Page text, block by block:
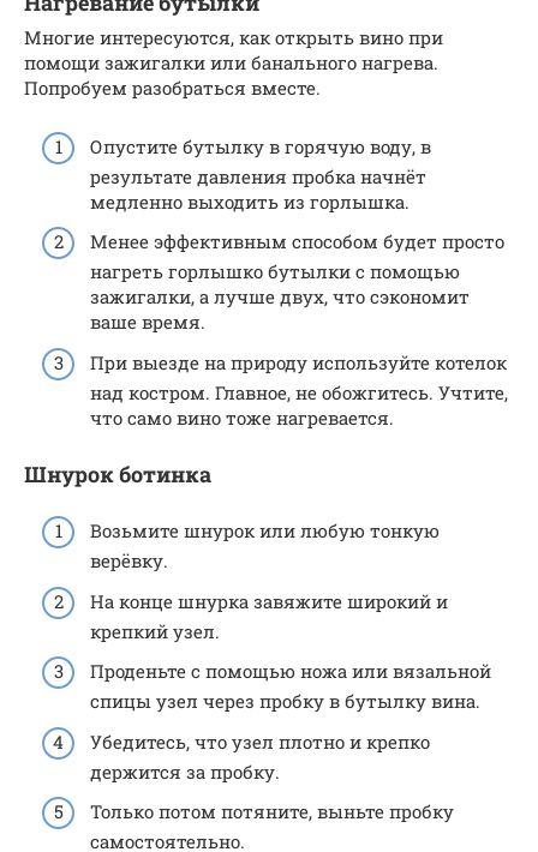
Многие интересуются, как открыть вино при
помощи зажигалки или банального нагрева.
Попробуем разобраться вместе.
Опустите бутылку в горячую воду, в
результате давления пробка начнёт
медленно выходить из горлышка.
Менее эффективным способом будет просто
нагреть горлышко бутылки с помощью
зажигалки, а лучше двух, что сэкономит
ваше время.
При выезде на природу используйте котелок
над костром. Главное, не обожгитесь. Учтите,
что само вино тоже нагревается.
Шнурок ботинка
Возьмите шнурок или любую тонкую
верёвку.
На конце шнурка завяжите широкий и
крепкий узел.
Проденьте с помощью ножа или вязальной
спицы узел через пробку в бутылку вина.
Убедитесь, что узел плотно и крепко
держится за пробку.
Только потом потяните, выньте пробку
самостоятельно.